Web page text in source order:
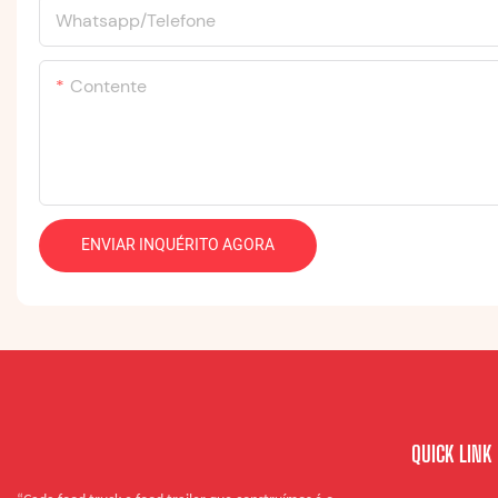
Whatsapp/Telefone
Contente
ENVIAR INQUÉRITO AGORA
QUICK LINK